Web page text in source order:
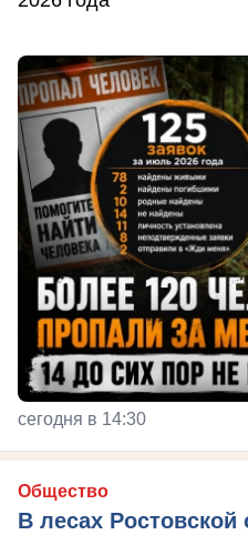
сегодня в 14:30
Общество
В лесах Ростовской